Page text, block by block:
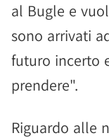
al Bugle e
sono arrivati
futuro incerto
prendere".
Riguardo alle